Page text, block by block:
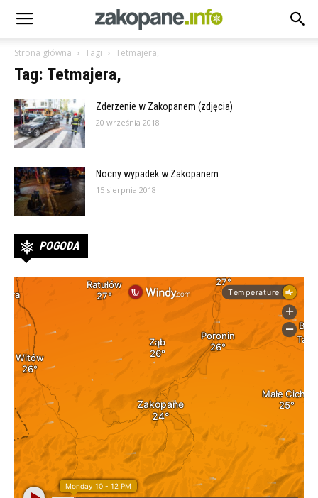
Strona główna Tagi Tetmajera,
Tag: Tetmajera,
Zderzenie w Zakopanem (zdjęcia)
20 września 2018
Nocny wypadek w Zakopanem
15 sierpnia 2018
POGODA